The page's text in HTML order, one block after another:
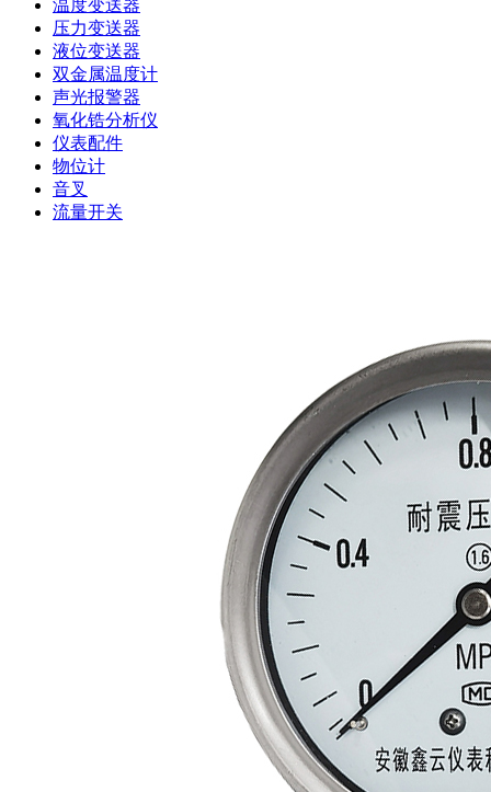
温度变送器
压力变送器
液位变送器
双金属温度计
声光报警器
氧化锆分析仪
仪表配件
物位计
音叉
流量开关